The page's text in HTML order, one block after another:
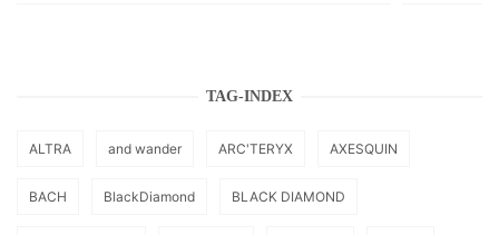
TAG-INDEX
ALTRA and wander ARC'TERYX AXESQUIN
BACH BlackDiamond BLACK DIAMOND